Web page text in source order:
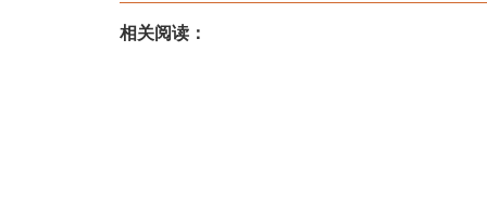
相关阅读：